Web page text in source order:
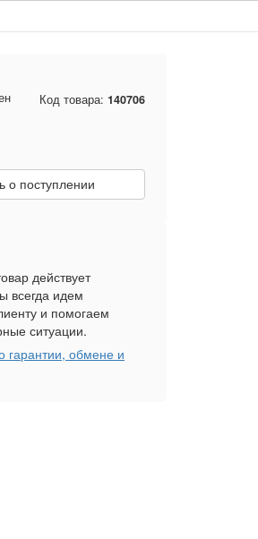
Код товара: 140706
о поступлении
действует
всегда идем
и помогаем
ситуации.
гарантии, обмене и